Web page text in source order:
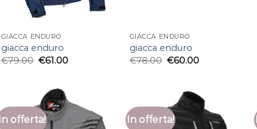
GIACCA ENDURO
giacca enduro
€79.00 €61.00
GIACCA ENDURO
giacca enduro
€78.00 €60.00
In offerta! In offerta!